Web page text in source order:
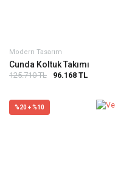
Modern Tasarım
Cunda Koltuk Takımı
125.710 TL 96.168 TL
%20 + %10